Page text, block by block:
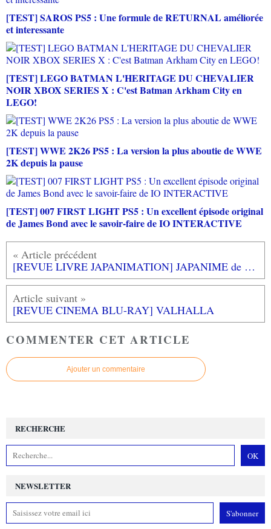
[TEST] SAROS PS5 : Une formule de RETURNAL améliorée
et interessante
[TEST] LEGO BATMAN L'HERITAGE DU CHEVALIER
NOIR XBOX SERIES X : C'est Batman Arkham City en
LEGO!
[TEST] WWE 2K26 PS5 : La version la plus aboutie de WWE
2K depuis la pause
[TEST] 007 FIRST LIGHT PS5 : Un excellent épisode original
de James Bond avec le savoir-faire de IO INTERACTIVE
[REVUE LIVRE JAPANIMATION] JAPANIME de Clément CUSSEAU et Sébastien ABDELHAMID aux éditions WEBEDIA BOOKS
[REVUE CINEMA BLU-RAY] VALHALLA
COMMENTER CET ARTICLE
Ajouter un commentaire
NEWSLETTER
RECHERCHE